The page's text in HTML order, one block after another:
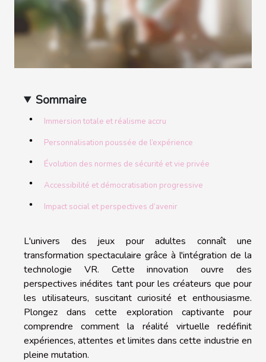
Sommaire
Immersion totale et réalisme accru
Personnalisation poussée de l’expérience
Évolution des normes de sécurité et vie privée
Accessibilité et démocratisation progressive
Impact social et perspectives d’avenir
L'univers des jeux pour adultes connaît une
transformation spectaculaire grâce à l'intégration de la
technologie VR. Cette innovation ouvre des
perspectives inédites tant pour les créateurs que pour
les utilisateurs, suscitant curiosité et enthousiasme.
Plongez dans cette exploration captivante pour
comprendre comment la réalité virtuelle redéfinit
expériences, attentes et limites dans cette industrie en
pleine mutation.